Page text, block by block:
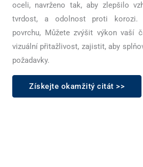
oceli, navrženo tak, aby zlepšilo
tvrdost, a odolnost proti korozi.
povrchu, Můžete zvýšit výkon vaší
vizuální přitažlivost, zajistit, aby
požadavky.
Získejte okamžitý citát >>